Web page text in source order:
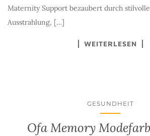
Maternity Support bezaubert durch
Ausstrahlung, […]
WEITERLESEN
GESUNDHEIT
Ofa Memory